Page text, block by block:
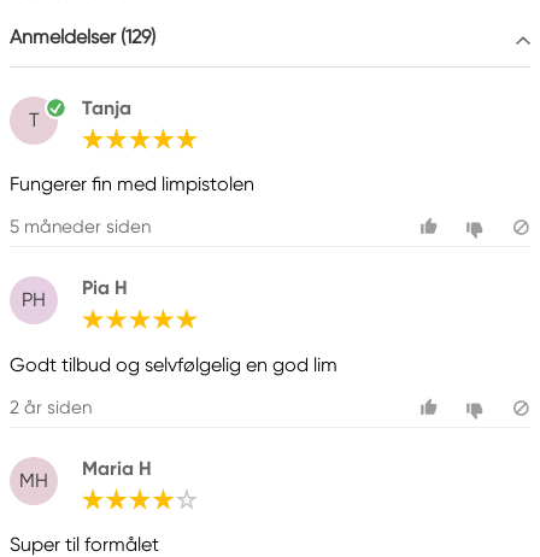
Anmeldelser (129)
T
Tanja
Fungerer fin med limpistolen
5 måneder siden
PH
Pia H
Godt tilbud og selvfølgelig en god lim
2 år siden
MH
Maria H
Super til formålet